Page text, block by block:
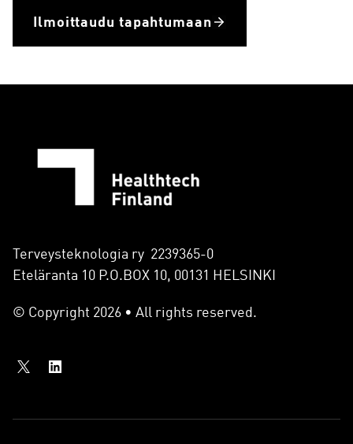
Ilmoittaudu tapahtumaan
Terveysteknologia ry 2239365-0
Eteläranta 10 P.O.BOX 10, 00131 HELSINKI
© Copyright 2026 • All rights reserved.